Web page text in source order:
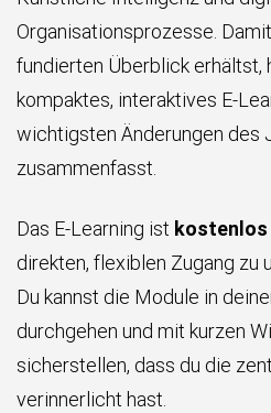
Organisationsprozesse.
fundierten Überblick erhältst,
kompaktes, interaktives E-
wichtigsten Änderungen des
zusammenfasst.
Das E-Learning ist kostenlos
direkten, flexiblen Zugang zu
Du kannst die Module in
durchgehen und mit kurzen
sicherstellen, dass du die
verinnerlicht hast.